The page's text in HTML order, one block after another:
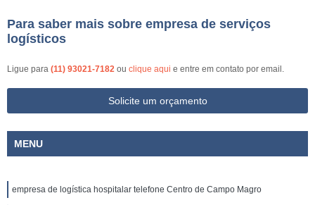
Para saber mais sobre empresa de serviços
logísticos
Ligue para (11) 93021-7182 ou clique aqui e entre em contato por email.
Solicite um orçamento
MENU
empresa de logística hospitalar telefone Centro de Campo Magro